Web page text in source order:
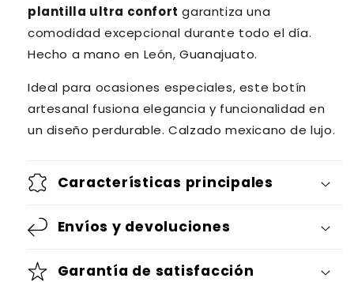
plantilla ultra confort garantiza una
comodidad excepcional durante todo el día.
Hecho a mano en León, Guanajuato.
Ideal para ocasiones especiales, este botín
artesanal fusiona elegancia y funcionalidad en
un diseño perdurable.Calzado mexicano de lujo.
Características principales
Envíos y devoluciones
Garantía de satisfacción